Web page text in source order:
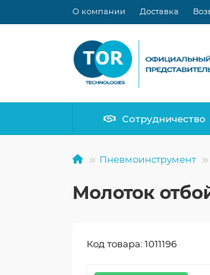
О компании Доставка
Сотрудничество
Пневмоинструмент
Молоток
Код товара: 1011196